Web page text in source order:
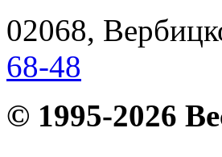
02068,
68-48
© 1995-2026